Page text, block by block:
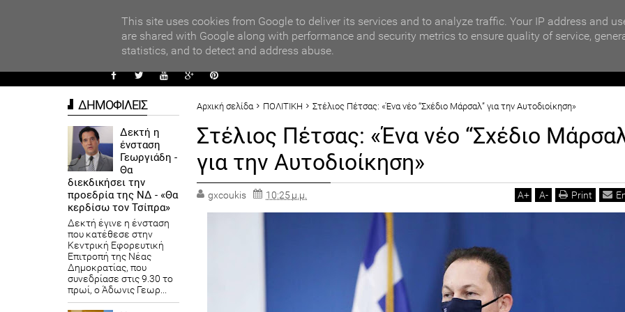
ΑΥΤΟΔΙΟΙΚΗΣΗ
Αρχική σελίδα ΠΟΛΙΤΙΚΗ Στέλιος Πέτσας: «Ένα νέο “Σχέδιο Μάρσαλ” για την Αυτοδιοίκηση»
Στέλιος Πέτσας: «Ένα νέο “Σχέδιο
για την Αυτοδιοίκηση»
gxcoukis 10:25 μ.μ. A+ A- Print
ΔΗΜΟΦΙΛΕΙΣ
Δεκτή η
ένσταση
Γεωργιάδη -
Θα
διεκδικήσει την
προεδρία της ΝΔ - «Θα
κερδίσω τον Τσίπρα»
Δεκτή έγινε η ένσταση
που κατέθεσε στην
Κεντρική Εφορευτική
Επιτροπή της Νέας
Δημοκρατίας, που
συνεδρίασε στις 9.30 το
πρωί, ο Άδωνις Γεωρ...
This site uses cookies from Google to deliver its services and to analyze traffic. Your IP address and
are shared with Google along with performance and security metrics to ensure quality of service,
statistics, and to detect and address abuse.